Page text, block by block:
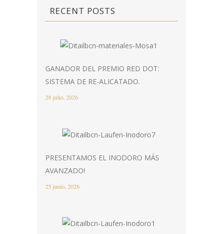
RECENT POSTS
GANADOR DEL PREMIO RED DOT:
SISTEMA DE RE-ALICATADO.
28 julio, 2026
PRESENTAMOS EL INODORO MÁS
AVANZADO!
25 junio, 2026